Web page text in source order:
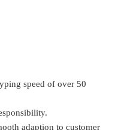
speed of over 50
adaption to customer